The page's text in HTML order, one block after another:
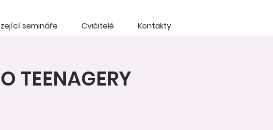
semináře Cvičitelé Kontakty
TEENAGERY